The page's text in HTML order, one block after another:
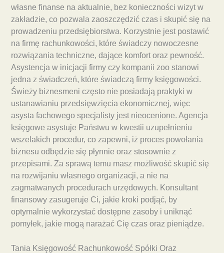
własne finanse na aktualnie, bez konieczności wizyt w
zakładzie, co pozwala zaoszczędzić czas i skupić się na
prowadzeniu przedsiębiorstwa. Korzystnie jest postawić
na firmę rachunkowości, które świadczy nowoczesne
rozwiązania techniczne, dające komfort oraz pewność.
Asystencja w inicjacji firmy czy kompanii zoo stanowi
jedna z świadczeń, które świadczą firmy księgowości.
Świeży biznesmeni często nie posiadają praktyki w
ustanawianiu przedsięwzięcia ekonomicznej, więc
asysta fachowego specjalisty jest nieocenione. Agencja
księgowe asystuje Państwu w kwestii uzupełnieniu
wszelakich procedur, co zapewni, iż proces powołania
biznesu odbędzie się płynnie oraz stosownie z
przepisami. Za sprawą temu masz możliwość skupić się
na rozwijaniu własnego organizacji, a nie na
zagmatwanych procedurach urzędowych. Konsultant
finansowy zasugeruje Ci, jakie kroki podjąć, by
optymalnie wykorzystać dostępne zasoby i uniknąć
pomyłek, jakie mogą narażać Cię czas oraz pieniądze.
Tania Księgowość Rachunkowość Spółki Oraz